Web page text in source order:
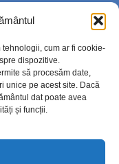
cum ar fi cookie-
dispozitive.
să procesăm date,
unice pe acest site. Dacă
dat poate avea
și funcții.